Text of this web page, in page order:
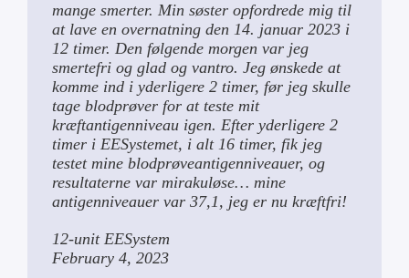
mange smerter. Min søster opfordrede mig til
at lave en overnatning den 14. januar 2023 i
12 timer. Den følgende morgen var jeg
smertefri og glad og vantro. Jeg ønskede at
komme ind i yderligere 2 timer, før jeg skulle
tage blodprøver for at teste mit
kræftantigenniveau igen. Efter yderligere 2
timer i EESystemet, i alt 16 timer, fik jeg
testet mine blodprøveantigenniveauer, og
resultaterne var mirakuløse… mine
antigenniveauer var 37,1, jeg er nu kræftfri!
12-unit EESystem
February 4, 2023